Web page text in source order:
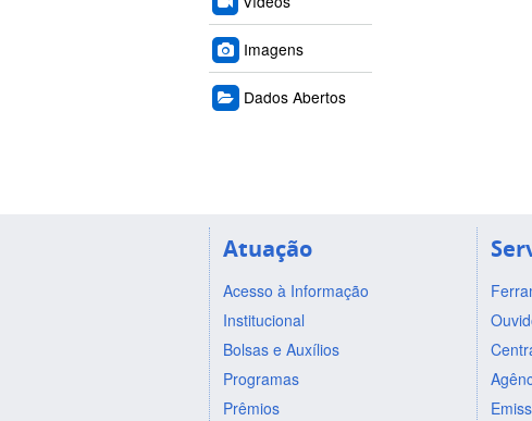
Imagens
Dados Abertos
Atuação
Acesso à Informação
Institucional
Bolsas e Auxílios
Programas
Prêmios